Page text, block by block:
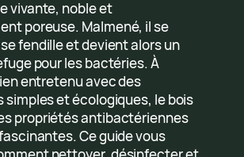
vivante, noble et
poreuse. Malmené, il se
fendille et devient alors un
pour les bactéries. À
entretenu avec des
simples et écologiques, le bois
propriétés antibactériennes
Ce guide vous